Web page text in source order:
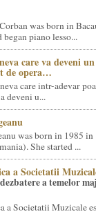
was born in
piano lesso...
care va deveni un
de opera…
care intr-adevar
deveni u...
was born in 1985 in
She started ...
a Societatii
a temelor
a Societatii Muzicale